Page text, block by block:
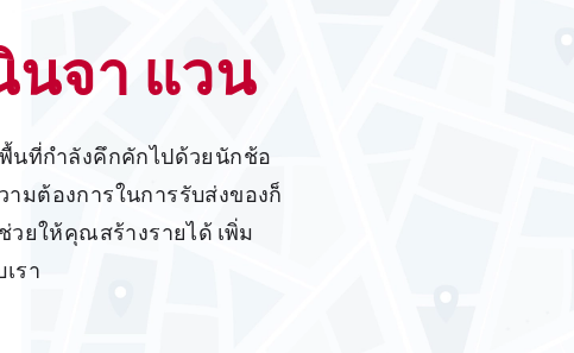
จา แวน
มต้องการในการรับส่งของก็
วยให้คุณสร้างรายได้ เพิ่ม
รา